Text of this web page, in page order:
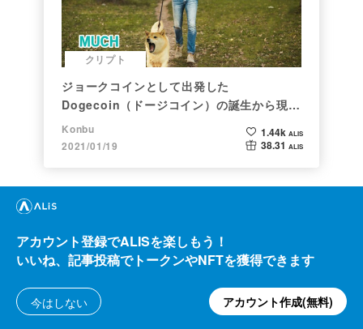
クリプト
ジョークコインとして出発した
Dogecoin（ドージコイン）の誕生から現在
まで。注目される非証券性🐶
Konbu
2021/01/19
1.44k ALIS
38.31 ALIS
よくある質問・問い合わせ
プライバシーポリシー
アカウント登録でALISを楽しもう！
いいね、記事投稿でトークンやNFTを獲得できます
今はしない アカウント作成(無料)